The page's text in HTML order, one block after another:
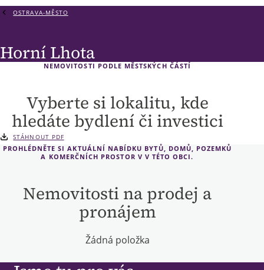
OSTRAVA-MĚSTO
Horní Lhota
NEMOVITOSTI PODLE MĚSTSKÝCH ČÁSTÍ
Vyberte si lokalitu, kde
hledáte bydlení či investici
STÁHNOUT PDF
PROHLÉDNĚTE SI AKTUÁLNÍ NABÍDKU BYTŮ, DOMŮ, POZEMKŮ
A KOMERČNÍCH PROSTOR V V TÉTO OBCI.
Nemovitosti na prodej a
pronájem
Žádná položka